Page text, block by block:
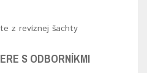
z revíznej šachty
S ODBORNÍKMI